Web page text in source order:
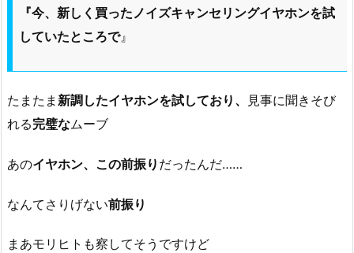
『今、新しく買ったノイズキャンセリングイヤホンを試
していたところで』
たまたま 新調したイヤホンを試しており、
見事に聞きそび
れる完璧なムーブ
あのイヤホン、この前振り だったんだ……
なんてさりげない前振り
まあモリヒトも察してそうですけど